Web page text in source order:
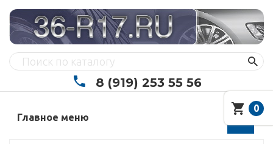
8 (919) 253 55 56
Главное меню
0